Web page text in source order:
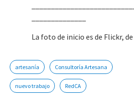
La foto de inicio es de Flickr, de
artesanía Consultoría Artesana
nuevo trabajo RedCA